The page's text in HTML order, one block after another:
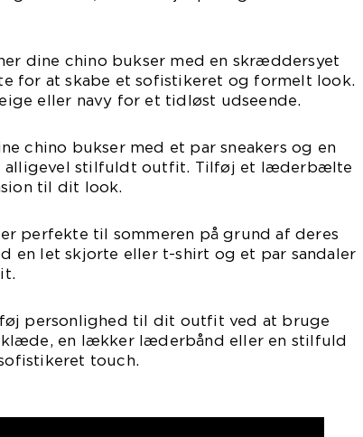
dine chino bukser med en skræddersyet
for at skabe et sofistikeret og formelt look.
eller navy for et tidløst udseende.
chino bukser med et par sneakers og en
alligevel stilfuldt outfit. Tilføj et læderbælte
til dit look.
perfekte til sommeren på grund af deres
en let skjorte eller t-shirt og et par sandaler
personlighed til dit outfit ved at bruge
en lækker læderbånd eller en stilfuld
touch.